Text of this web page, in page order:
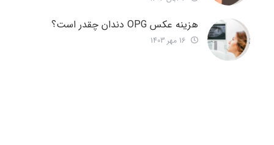
هزینه عکس OPG دندان چقدر است؟